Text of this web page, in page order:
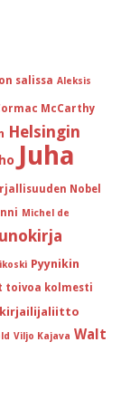
salissa Aleksis
McCarthy
Helsingin
Juha
Nobel
Michel de
Pyynikin
toivoa kolmesti
kirjailijaliitto
Viljo Kajava Walt